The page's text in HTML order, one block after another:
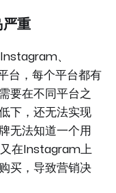
严重
、
台，每个平台都有
要在不同平台之
下，还无法实现
无法知道一个用
在Instagram上
买，导致营销决